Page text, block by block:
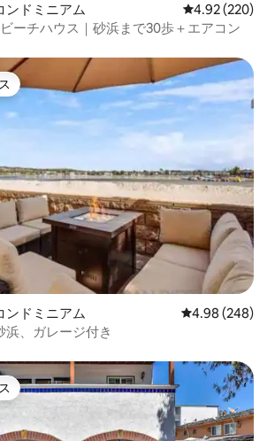
ンドミニアム レビュー220
4.92 (220)
ーチハウス｜砂浜まで30歩＋エアコン
ョイスです。
ンドミニアム レビュー248
4.98 (248)
、ガレージ付き
ョイスです。